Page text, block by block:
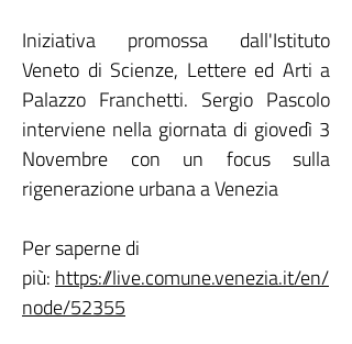
Iniziativa promossa dall'Istituto
Veneto di Scienze, Lettere ed Arti a
Palazzo Franchetti. Sergio Pascolo
interviene nella giornata di giovedì 3
Novembre con un focus sulla
rigenerazione urbana a Venezia
Per saperne di
più: https://live.comune.venezia.it/en/
node/52355